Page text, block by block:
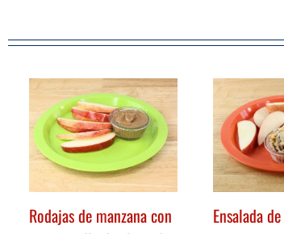
Rodajas de manzana con
Ensalada